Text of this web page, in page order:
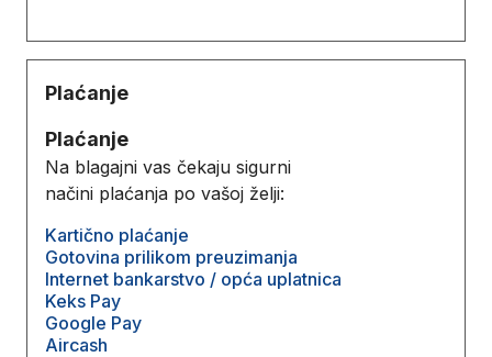
Plaćanje
Plaćanje
Na blagajni vas čekaju sigurni
načini plaćanja po vašoj želji:
Kartično plaćanje
Gotovina prilikom preuzimanja
Internet bankarstvo / opća uplatnica
Keks Pay
Google Pay
Aircash